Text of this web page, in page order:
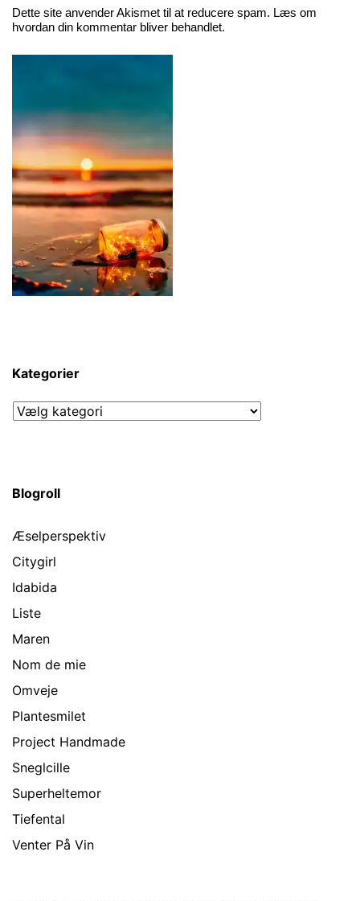
Dette site anvender Akismet til at reducere spam. Læs om
hvordan din kommentar bliver behandlet.
Kategorier
Kategorier
Blogroll
Æselperspektiv
Citygirl
Idabida
Liste
Maren
Nom de mie
Omveje
Plantesmilet
Project Handmade
Sneglcille
Superheltemor
Tiefental
Venter På Vin